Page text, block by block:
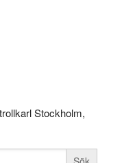
Stockholm,